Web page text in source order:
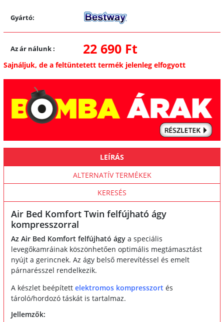
Gyártó:
Az ár nálunk: 22 690 Ft
Sajnáljuk, de a feltüntetett termék jelenleg elfogyott
LEÍRÁS
ALTERNATÍV TERMÉKEK
KERESÉS
Air Bed Komfort Twin felfújható ágy
kompresszorral
Az Air Bed Komfort felfújható ágy a speciális
levegőkamráinak köszönhetően optimális megtámasztást
nyújt a gerincnek. Az ágy belső merevítéssel és emelt
párnarésszel rendelkezik.
A készlet beépített elektromos kompresszort és
tároló/hordozó táskát is tartalmaz.
Jellemzők: